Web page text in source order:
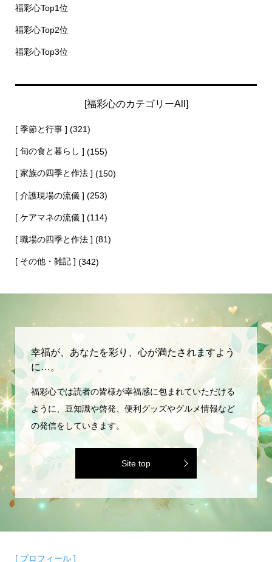
福彩心Top1位
福彩心Top2位
福彩心Top3位
[福彩心のカテゴリーAll]
[ 季節と行事 ] (321)
[ 旬の食と暮らし ] (155)
[ 家族の四季と作法 ] (150)
[ 介護現場の流儀 ] (253)
[ ケアマネの流儀 ] (114)
[ 職場の四季と作法 ] (81)
[ その他・雑記 ] (342)
幸福が、あなたを彩り、心が満たされますよう
に…。
福彩心では読者の皆様が幸福感に包まれていただける
ように、豆知識や啓発、便利グッズやグルメ情報など
の発信をしていきます。
Site top
[ プロフィール ]